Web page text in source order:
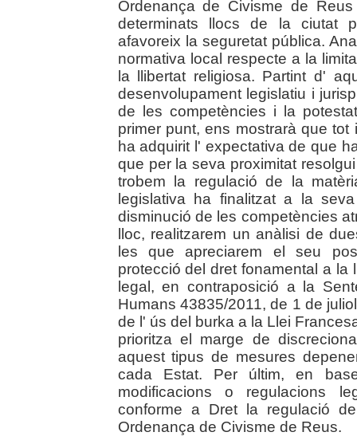
Ordenança de Civisme de
determinats llocs de la ciutat
afavoreix la seguretat pública.
normativa local respecte a la
la llibertat religiosa. Partint d'
desenvolupament legislatiu i
de les competències i la
primer punt, ens mostrarà que
ha adquirit l' expectativa de que
que per la seva proximitat
trobem la regulació de la
legislativa ha finalitzat a la
disminució de les competències
lloc, realitzarem un anàlisi de
les que apreciarem el seu
protecció del dret fonamental a la
legal, en contraposició a la
Humans 43835/2011, de 1 de
de l' ús del burka a la Llei
prioritza el marge de
aquest tipus de mesures
cada Estat. Per últim, en
modificacions o regulacions
conforme a Dret la regulació
Ordenança de Civisme de Reus.